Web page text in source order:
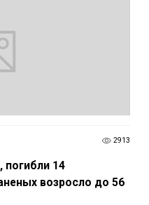
2913
погибли 14
возросло до 56